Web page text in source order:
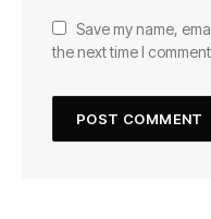
Save my name,
the next time I